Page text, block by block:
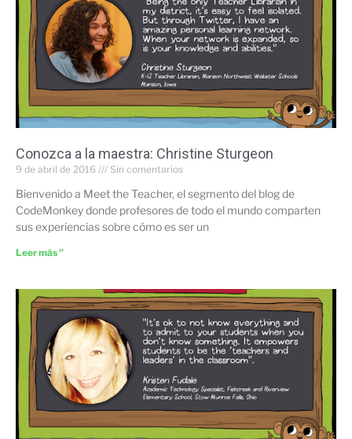
Conozca a la maestra: Christine Sturgeon
9 de abril de 2016 Sin comentarios
Bienvenido a Meet the Teacher, el segmento del blog de
CodeMonkey donde profesores de todo el mundo comparten
sus experiencias sobre cómo es ser un
Leer más "